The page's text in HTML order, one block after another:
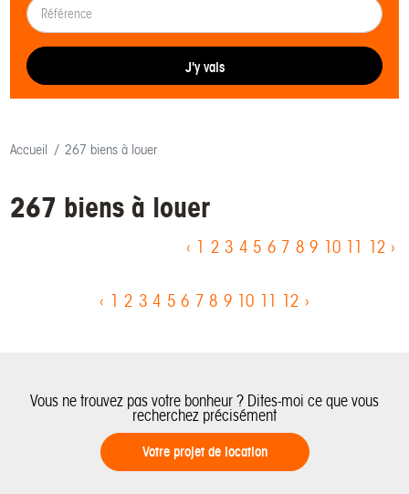
J'y vais
Accueil 267 biens à louer
267 biens à louer
‹ 1 2 3 4 5 6 7 8 9 10 11 12 ›
‹ 1 2 3 4 5 6 7 8 9 10 11 12 ›
Vous ne trouvez pas votre bonheur ? Dites-moi ce que vous
recherchez précisément
Votre projet de location